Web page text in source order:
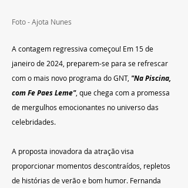
Foto - Ajota Nunes
A contagem regressiva começou! Em 15 de
janeiro de 2024, preparem-se para se refrescar
com o mais novo programa do GNT, "Na Piscina,
com Fe Paes Leme", que chega com a promessa
de mergulhos emocionantes no universo das
celebridades.
A proposta inovadora da atração visa
proporcionar momentos descontraídos, repletos
de histórias de verão e bom humor. Fernanda